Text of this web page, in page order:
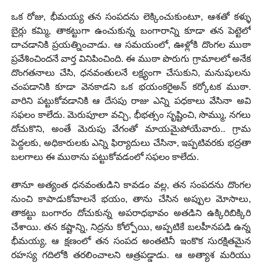
ఒక రోజు, భీమయ్య తన సంపదను లెక్కించుకుంటూ, ఆశతో కళ్ళు
బైర్లు కమ్మి, తాకట్టుగా ఉంచుకున్న బంగారాన్ని కూడా తన పెట్టెలో
దాచడానికి ప్రయత్నించాడు. ఆ సమయంలో, ఊళ్లోకి దొంగల ముఠా
ప్రవేశించిందనే వార్త వినిపించింది. ఈ ముఠా పొరుగు గ్రామాలలో అనేక
దొంగతనాలు చేసి, ధనవంతులనే లక్ష్యంగా చేసుకుని, మనుషులను
చంపడానికి కూడా వెనకాడని ఒక భయంకరైఅన్ కర్కోటక ముఠా.
వారిని పట్టుకోవడానికి ఆ దేసపు రాజు ఎన్ని పధకాలు వేసినా అవి
సఫలం కాలేదు. మెరుపూలా వచ్చి, భీభత్సం సృష్టించి, సొమ్ము, నగలు
దోచుకొని, అంతే మెరుపు వేగంతో మాయమైపోయేవారు.. గ్రామ
పెద్దలకు, అధికారులకు ఎన్ని ఫిర్యాదులు చేసినా, ఇప్పటివరకు భద్రతా
బలగాలు ఈ ముఠాను పట్టుకోవడంలో సఫలం కాలేదు.
తానూ అత్యంత ధనవంతుడిని కావడం వల్ల, తన సంపదను దొంగల
నుంచి కాపాడుకోవాలనే భయం, తాను చేసిన అప్పుల మోసాలు,
తాకట్టు బంగారం దోచుకున్న అపరాధభావం అతడిని ఉక్కిరిబిక్కిరి
చేశాయి. తన కష్టాన్ని, నిద్రను కోల్పోయి, అప్పటికే బలహీనపడి ఉన్న
భీమయ్య, ఆ క్షణంలో తన సంపద అంతటినీ ఇంకొక సురక్షితమైన
రహస్య గదిలోకి తరలించాలని ఆత్రపడ్డాడు. ఆ అత్యాశ మరియు